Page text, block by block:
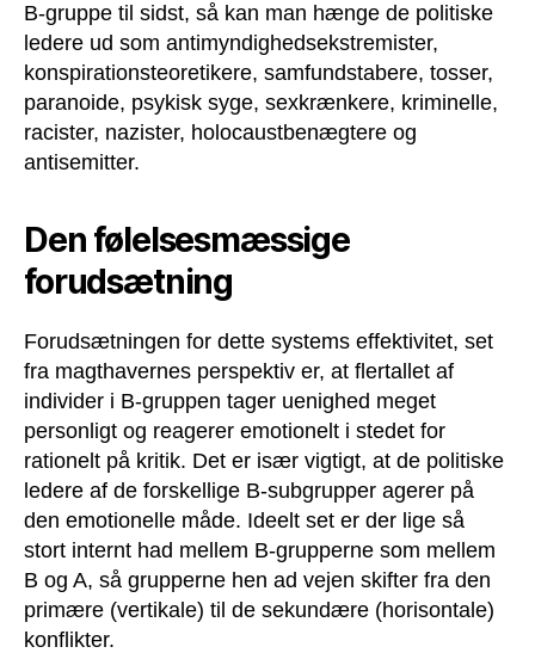
B-gruppe til sidst, så kan man hænge de politiske
ledere ud som antimyndighedsekstremister,
konspirationsteoretikere, samfundstabere, tosser,
paranoide, psykisk syge, sexkrænkere, kriminelle,
racister, nazister, holocaustbenægtere og
antisemitter.
Den følelsesmæssige
forudsætning
Forudsætningen for dette systems effektivitet, set
fra magthavernes perspektiv er, at flertallet af
individer i B-gruppen tager uenighed meget
personligt og reagerer emotionelt i stedet for
rationelt på kritik. Det er især vigtigt, at de politiske
ledere af de forskellige B-subgrupper agerer på
den emotionelle måde. Ideelt set er der lige så
stort internt had mellem B-grupperne som mellem
B og A, så grupperne hen ad vejen skifter fra den
primære (vertikale) til de sekundære (horisontale)
konflikter.